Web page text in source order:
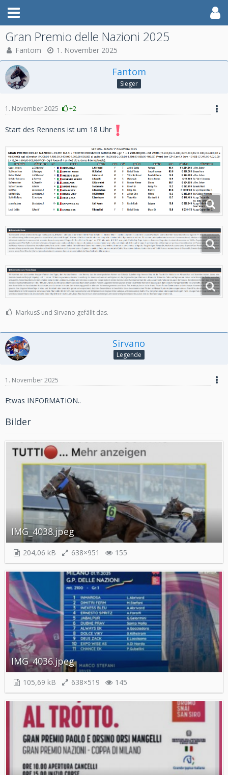
Gran Premio delle Nazioni 2025
Fantom 1. November 2025
Fantom
Sieger
1. November 2025 +2
Start des Rennens ist um 18 Uhr
MarkusS und Sirvano gefällt das.
Sirvano
Legende
1. November 2025
Etwas INFORMATION..
Bilder
IMG_4038.jpeg
204,06 kB 638×951 155
IMG_4036.jpeg
105,69 kB 638×519 145